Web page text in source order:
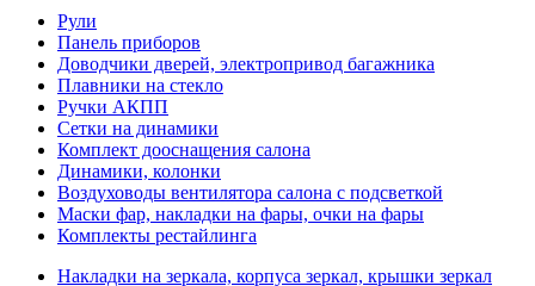
Рули
Панель приборов
Доводчики дверей, электропривод багажника
Плавники на стекло
Ручки АКПП
Сетки на динамики
Комплект дооснащения салона
Динамики, колонки
Воздуховоды вентилятора салона с подсветкой
Маски фар, накладки на фары, очки на фары
Комплекты рестайлинга
Накладки на зеркала, корпуса зеркал, крышки зеркал